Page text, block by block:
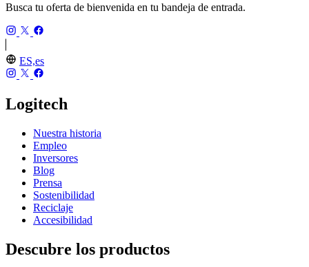
Busca tu oferta de bienvenida en tu bandeja de entrada.
ES,es
Logitech
Nuestra historia
Empleo
Inversores
Blog
Prensa
Sostenibilidad
Reciclaje
Accesibilidad
Descubre los productos